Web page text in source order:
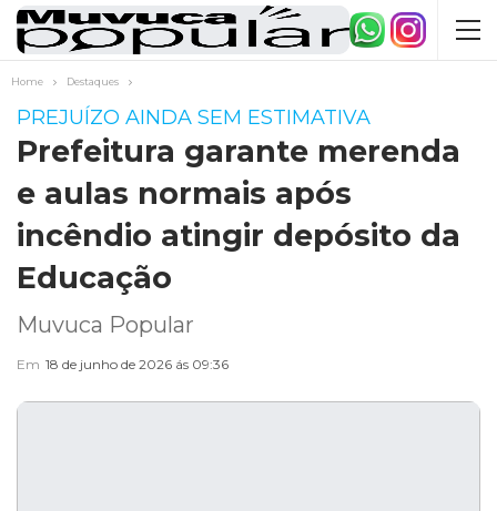
Home Destaques
PREJUÍZO AINDA SEM ESTIMATIVA
Prefeitura garante merenda
e aulas normais após
incêndio atingir depósito da
Educação
Muvuca Popular
Em 18 de junho de 2026 ás 09:36